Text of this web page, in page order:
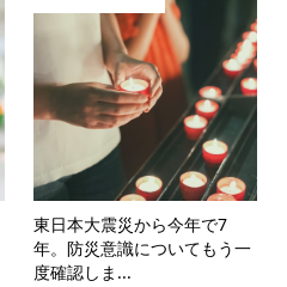
東日本大震災から今年で7
年。防災意識についてもう一
度確認しま...